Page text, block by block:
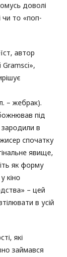
доволі
чи то «поп-
автор
Gramsci»,
– жебрак).
під
зародили в
спочатку
явище,
як форму
кіно
– цей
в усій
які
займався